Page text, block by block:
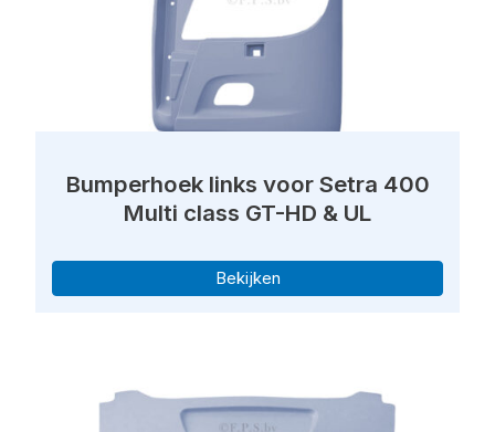
Bumperhoek links voor Setra 400
Multi class GT-HD & UL
Bekijken